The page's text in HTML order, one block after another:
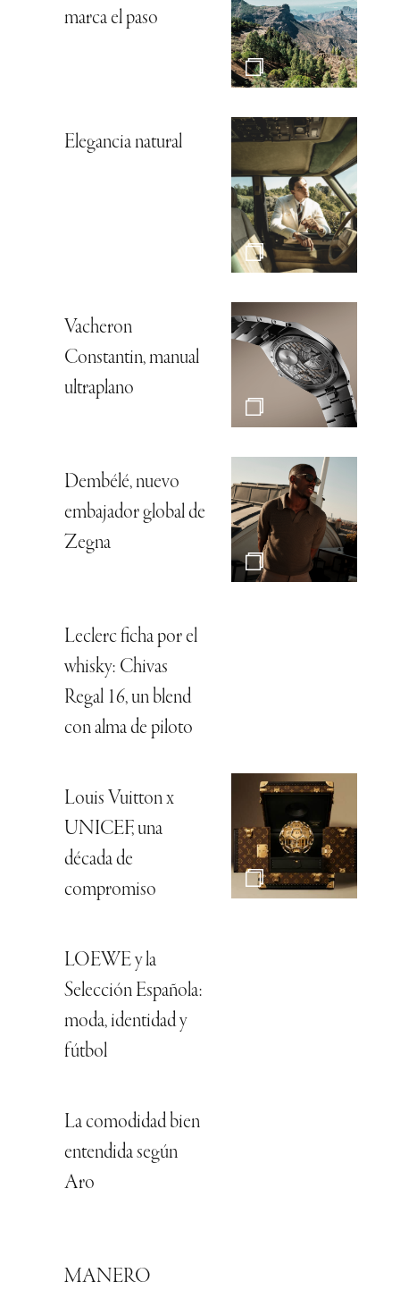
marca el paso
Elegancia natural
Vacheron
Constantin, manual
ultraplano
Dembélé, nuevo
embajador global de
Zegna
Leclerc ficha por el
whisky: Chivas
Regal 16, un blend
con alma de piloto
Louis Vuitton x
UNICEF, una
década de
compromiso
LOEWE y la
Selección Española:
moda, identidad y
fútbol
La comodidad bien
entendida según
Aro
MANERO